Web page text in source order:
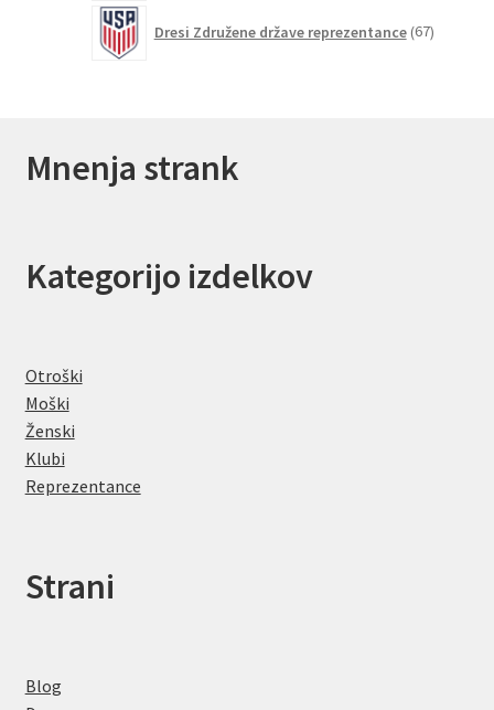
Dresi Združene države reprezentance 67izdelkov
Mnenja strank
Kategorijo izdelkov
Otroški
Moški
Ženski
Klubi
Reprezentance
Strani
Blog